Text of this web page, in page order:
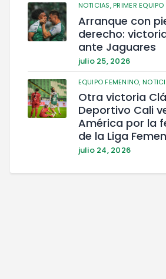
NOTICIAS,PRIMER EQUIPO
Arranque con
derecho:
ante Jaguares
julio 25, 2026
EQUIPO FEMENINO,
Otra victoria
Deportivo Cali
América por la
de la Liga
julio 24, 2026